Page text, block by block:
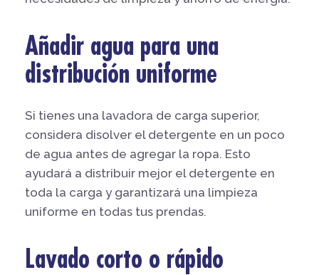
Añadir agua para una
distribución uniforme
Si tienes una lavadora de carga superior,
considera disolver el detergente en un poco
de agua antes de agregar la ropa. Esto
ayudará a distribuir mejor el detergente en
toda la carga y garantizará una limpieza
uniforme en todas tus prendas.
Lavado corto o rápido